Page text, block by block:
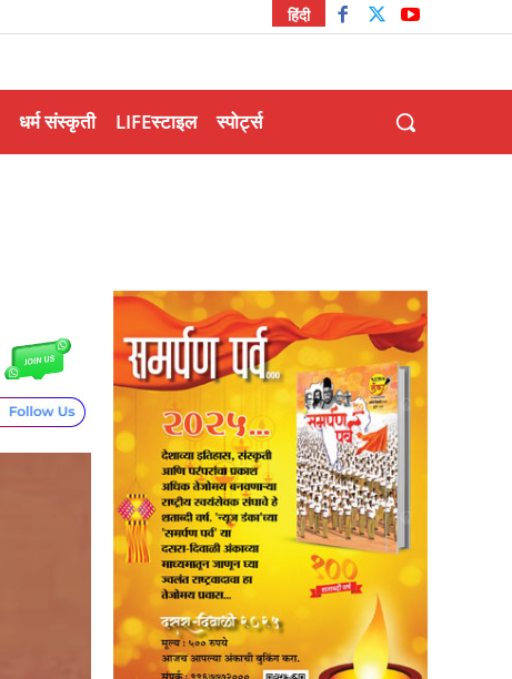
हिंदी
धर्म संस्कृती LIFEस्टाइल स्पोर्ट्स